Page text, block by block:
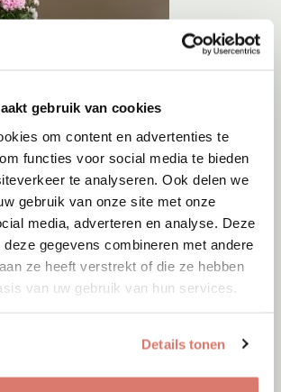
gebruik van cookies
om content en advertenties te
functies voor social media te bieden
te analyseren. Ook delen we
gebruik van onze site met onze
media, adverteren en analyse. Deze
deze gegevens combineren met andere
ze heeft verstrekt of die ze hebben
van uw gebruik van hun services.
Details tonen